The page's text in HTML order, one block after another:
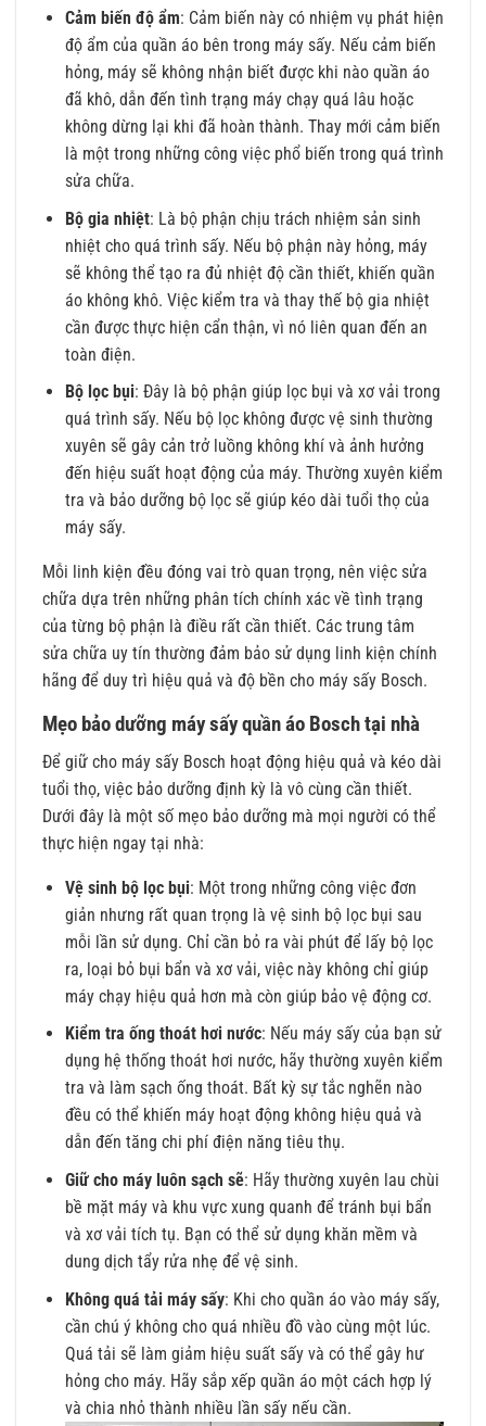
Cảm biến độ ẩm: Cảm biến này có nhiệm vụ phát hiện
độ ẩm của quần áo bên trong máy sấy. Nếu cảm biến
hỏng, máy sẽ không nhận biết được khi nào quần áo
đã khô, dẫn đến tình trạng máy chạy quá lâu hoặc
không dừng lại khi đã hoàn thành. Thay mới cảm biến
là một trong những công việc phổ biến trong quá trình
sửa chữa.
Bộ gia nhiệt: Là bộ phận chịu trách nhiệm sản sinh
nhiệt cho quá trình sấy. Nếu bộ phận này hỏng, máy
sẽ không thể tạo ra đủ nhiệt độ cần thiết, khiến quần
áo không khô. Việc kiểm tra và thay thế bộ gia nhiệt
cần được thực hiện cẩn thận, vì nó liên quan đến an
toàn điện.
Bộ lọc bụi: Đây là bộ phận giúp lọc bụi và xơ vải trong
quá trình sấy. Nếu bộ lọc không được vệ sinh thường
xuyên sẽ gây cản trở luồng không khí và ảnh hưởng
đến hiệu suất hoạt động của máy. Thường xuyên kiểm
tra và bảo dưỡng bộ lọc sẽ giúp kéo dài tuổi thọ của
máy sấy.
Mỗi linh kiện đều đóng vai trò quan trọng, nên việc sửa
chữa dựa trên những phân tích chính xác về tình trạng
của từng bộ phận là điều rất cần thiết. Các trung tâm
sửa chữa uy tín thường đảm bảo sử dụng linh kiện chính
hãng để duy trì hiệu quả và độ bền cho máy sấy Bosch.
Mẹo bảo dưỡng máy sấy quần áo Bosch tại nhà
Để giữ cho máy sấy Bosch hoạt động hiệu quả và kéo dài
tuổi thọ, việc bảo dưỡng định kỳ là vô cùng cần thiết.
Dưới đây là một số mẹo bảo dưỡng mà mọi người có thể
thực hiện ngay tại nhà:
Vệ sinh bộ lọc bụi: Một trong những công việc đơn
giản nhưng rất quan trọng là vệ sinh bộ lọc bụi sau
mỗi lần sử dụng. Chỉ cần bỏ ra vài phút để lấy bộ lọc
ra, loại bỏ bụi bẩn và xơ vải, việc này không chỉ giúp
máy chạy hiệu quả hơn mà còn giúp bảo vệ động cơ.
Kiểm tra ống thoát hơi nước: Nếu máy sấy của bạn sử
dụng hệ thống thoát hơi nước, hãy thường xuyên kiểm
tra và làm sạch ống thoát. Bất kỳ sự tắc nghẽn nào
đều có thể khiến máy hoạt động không hiệu quả và
dẫn đến tăng chi phí điện năng tiêu thụ.
Giữ cho máy luôn sạch sẽ: Hãy thường xuyên lau chùi
bề mặt máy và khu vực xung quanh để tránh bụi bẩn
và xơ vải tích tụ. Bạn có thể sử dụng khăn mềm và
dung dịch tẩy rửa nhẹ để vệ sinh.
Không quá tải máy sấy: Khi cho quần áo vào máy sấy,
cần chú ý không cho quá nhiều đồ vào cùng một lúc.
Quá tải sẽ làm giảm hiệu suất sấy và có thể gây hư
hỏng cho máy. Hãy sắp xếp quần áo một cách hợp lý
và chia nhỏ thành nhiều lần sấy nếu cần.